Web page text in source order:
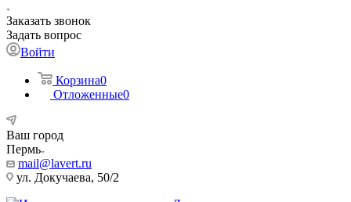
Заказать звонок
Задать вопрос
Войти
Корзина0
Отложенные0
Ваш город
Пермь
mail@lavert.ru
ул. Докучаева, 50/2